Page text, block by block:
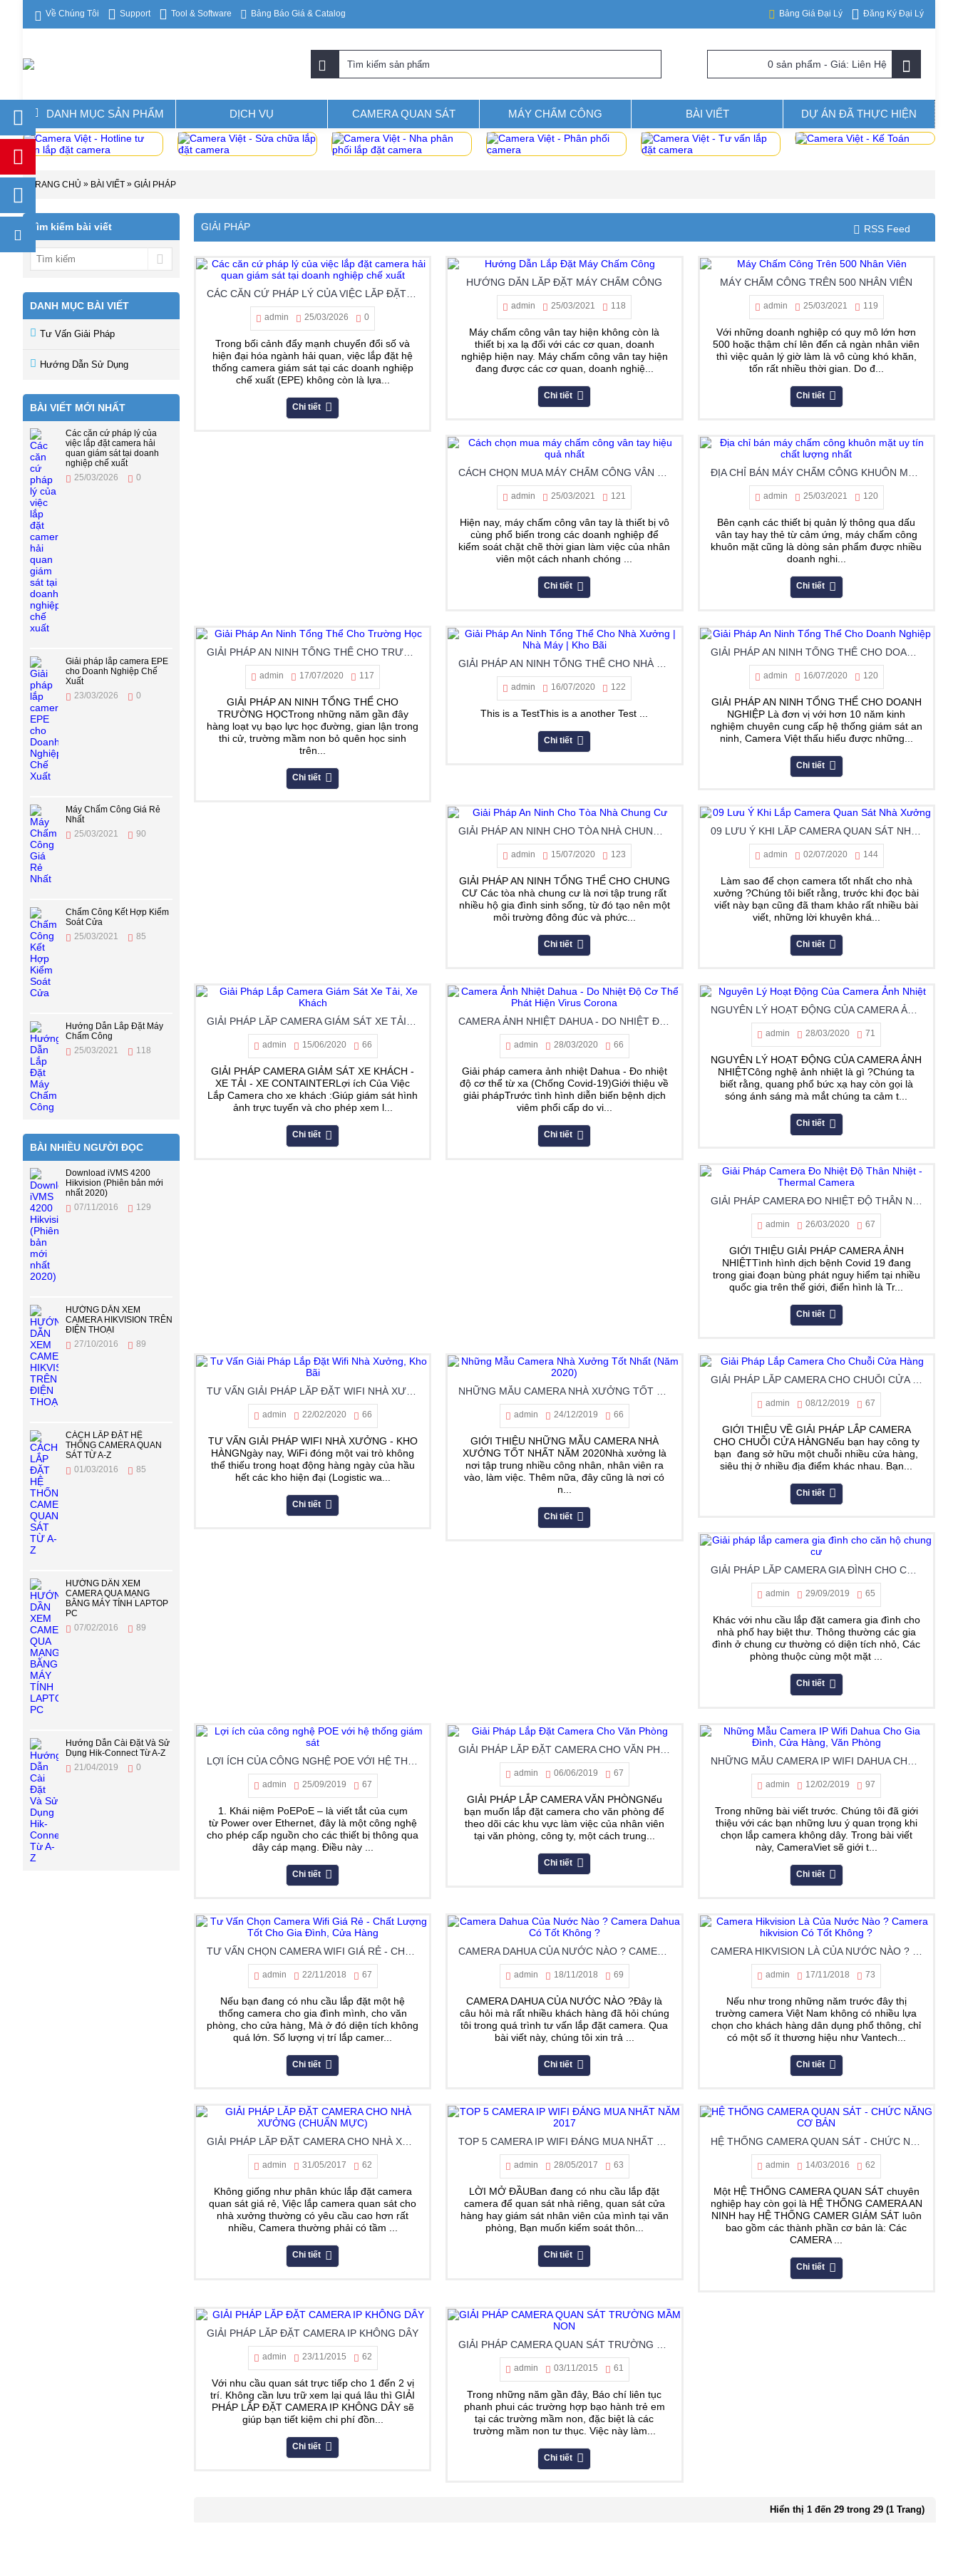
Về Chúng Tôi Support Tool & Software Bảng Báo Giá & Catalog Bảng Giá Đại Lý Đăng Ký Đại Lý
0 sản phẩm - Giá: Liên Hệ
DANH MỤC SẢN PHẨM DỊCH VỤ CAMERA QUAN SÁT MÁY CHẤM CÔNG BÀI VIẾT DỰ ÁN ĐÃ THỰC HIỆN
TRANG CHỦ » BÀI VIẾT » GIẢI PHÁP
Tìm kiếm bài viết
DANH MỤC BÀI VIẾT
Tư Vấn Giải Pháp
Hướng Dẫn Sử Dụng
BÀI VIẾT MỚI NHẤT
Các căn cứ pháp lý của
việc lắp đặt camera hải
quan giám sát tại doanh
nghiệp chế xuất
25/03/2026
0
Giải pháp lắp camera EPE
cho Doanh Nghiệp Chế
Xuất
23/03/2026
0
Máy Chấm Công Giá Rẻ
Nhất
25/03/2021
90
Chấm Công Kết Hợp Kiểm
Soát Cửa
25/03/2021
85
Hướng Dẫn Lắp Đặt Máy
Chấm Công
25/03/2021
118
BÀI NHIỀU NGƯỜI ĐỌC
Download iVMS 4200
Hikvision (Phiên bản mới
nhất 2020)
07/11/2016
129
HƯỚNG DẪN XEM
CAMERA HIKVISION TRÊN
ĐIỆN THOẠI
27/10/2016
89
CÁCH LẮP ĐẶT HỆ
THỐNG CAMERA QUAN
SÁT TỪ A-Z
01/03/2016
85
HƯỚNG DẦN XEM
CAMERA QUA MẠNG
BẰNG MÁY TÍNH LAPTOP
PC
07/02/2016
89
Hướng Dẫn Cài Đặt Và Sử
Dụng Hik-Connect Từ A-Z
21/04/2019
0
GIẢI PHÁP RSS Feed
admin 25/03/2026 0
Trong bối cảnh đẩy mạnh chuyển đổi số và
hiện đại hóa ngành hải quan, việc lắp đặt hệ
thống camera giám sát tại các doanh nghiệp
chế xuất (EPE) không còn là lựa...
Chi tiết
HƯỚNG DẪN LẮP ĐẶT MÁY CHẤM CÔNG
admin 25/03/2021 118
Máy chấm công vân tay hiện không còn là
thiết bị xa lạ đối với các cơ quan, doanh
nghiệp hiện nay. Máy chấm công vân tay hiện
đang được các cơ quan, doanh nghiệ...
Chi tiết
MÁY CHẤM CÔNG TRÊN 500 NHÂN VIÊN
admin 25/03/2021 119
Với những doanh nghiệp có quy mô lớn hơn
500 hoặc thậm chí lên đến cả ngàn nhân viên
thì việc quản lý giờ làm là vô cùng khó khăn,
tốn rất nhiều thời gian. Do đ...
Chi tiết
CÁCH CHỌN MUA MÁY CHẤM CÔNG VÂN TAY HIỆU QUẢ NHẤT
admin 25/03/2021 121
Hiện nay, máy chấm công vân tay là thiết bị vô
cùng phổ biến trong các doanh nghiệp để
kiểm soát chặt chẽ thời gian làm việc của nhân
viên một cách nhanh chóng ...
Chi tiết
ĐỊA CHỈ BÁN MÁY CHẤM CÔNG KHUÔN MẶT UY TÍN CHẤT LƯỢNG NHẤT
admin 25/03/2021 120
Bên cạnh các thiết bị quản lý thông qua dấu
vân tay hay thẻ từ cảm ứng, máy chấm công
khuôn mặt cũng là dòng sản phẩm được nhiều
doanh nghi...
Chi tiết
admin 17/07/2020 117
GIẢI PHÁP AN NINH TỔNG THỂ CHO
TRƯỜNG HỌCTrong những năm gần đây
hàng loạt vụ bạo lực học đường, gian lận trong
thi cử, trường mầm non bỏ quên học sinh
trên...
Chi tiết
admin 16/07/2020 122
This is a TestThis is a another Test ...
Chi tiết
GIẢI PHÁP AN NINH TỔNG THỂ CHO DOANH NGHIỆP
admin 16/07/2020 120
GIẢI PHÁP AN NINH TỔNG THỂ CHO DOANH
NGHIỆP Là đơn vị với hơn 10 năm kinh
nghiệm chuyên cung cấp hệ thống giám sát an
ninh, Camera Việt thấu hiểu được những...
Chi tiết
admin 15/07/2020 123
GIẢI PHÁP AN NINH TỔNG THỂ CHO CHUNG
CƯ Các tòa nhà chung cư là nơi tập trung rất
nhiều hộ gia đình sinh sống, từ đó tạo nên một
môi trường đông đúc và phức...
Chi tiết
admin 02/07/2020 144
Làm sao để chọn camera tốt nhất cho nhà
xưởng ?Chúng tôi biết rằng, trước khi đọc bài
viết này bạn cũng đã tham khảo rất nhiều bài
viết, những lời khuyên khá...
Chi tiết
GIẢI PHÁP LẮP CAMERA GIÁM SÁT XE TẢI, XE KHÁCH
admin 15/06/2020 66
GIẢI PHÁP CAMERA GIẢM SÁT XE KHÁCH -
XE TẢI - XE CONTAINTERLợi ích Của Việc
Lắp Camera cho xe khách :Giúp giám sát hình
ảnh trực tuyến và cho phép xem l...
Chi tiết
CAMERA ẢNH NHIỆT DAHUA - DO NHIỆT ĐỘ CƠ THỂ PHÁT HIỆN VIRUS CORONA
admin 28/03/2020 66
Giải pháp camera ảnh nhiệt Dahua - Đo nhiệt
độ cơ thể từ xa (Chống Covid-19)Giới thiệu về
giải phápTrước tình hình diễn biến bệnh dịch
viêm phổi cấp do vi...
Chi tiết
NGUYÊN LÝ HOẠT ĐỘNG CỦA CAMERA ẢNH NHIỆT
admin 28/03/2020 71
NGUYÊN LÝ HOẠT ĐỘNG CỦA CAMERA ẢNH
NHIỆTCông nghệ ảnh nhiệt là gì ?Chúng ta
biết rằng, quang phổ bức xạ hay còn gọi là
sóng ánh sáng mà mắt chúng ta cảm t...
Chi tiết
admin 26/03/2020 67
GIỚI THIỆU GIẢI PHÁP CAMERA ẢNH
NHIỆTTình hình dịch bệnh Covid 19 đang
trong giai đoạn bùng phát nguy hiểm tại nhiều
quốc gia trên thế giới, điển hình là Tr...
Chi tiết
admin 22/02/2020 66
TƯ VẤN GIẢI PHÁP WIFI NHÀ XƯỞNG - KHO
HÀNGNgày nay, WiFi đóng một vai trò không
thể thiếu trong hoạt động hàng ngày của hầu
hết các kho hiện đại (Logistic wa...
Chi tiết
admin 24/12/2019 66
GIỚI THIỆU NHỮNG MẪU CAMERA NHÀ
XƯỞNG TỐT NHẤT NĂM 2020Nhà xưởng là
nơi tập trung nhiều công nhân, nhân viên ra
vào, làm việc. Thêm nữa, đây cũng là nơi có
n...
Chi tiết
admin 08/12/2019 67
GIỚI THIỆU VỀ GIẢI PHÁP LẮP CAMERA
CHO CHUỖI CỬA HÀNGNếu bạn hay công ty
bạn đang sở hữu một chuỗi nhiều cửa hàng,
siêu thị ở nhiều địa điểm khác nhau. Bạn...
Chi tiết
GIẢI PHÁP LẮP CAMERA GIA ĐÌNH CHO CĂN HỘ CHUNG CƯ
admin 29/09/2019 65
Khác với nhu cầu lắp đặt camera gia đình cho
nhà phố hay biệt thư. Thông thường các gia
đình ở chung cư thường có diện tích nhỏ, Các
phòng thuộc cùng một mặt ...
Chi tiết
admin 25/09/2019 67
1. Khái niệm PoEPoE – là viết tắt của cụm
từ Power over Ethernet, đây là một công nghệ
cho phép cấp nguồn cho các thiết bị thông qua
dây cáp mạng. Điều này ...
Chi tiết
admin 06/06/2019 67
GIẢI PHÁP LẮP CAMERA VĂN PHÒNGNếu
bạn muốn lắp đặt camera cho văn phòng để
theo dõi các khu vực làm việc của nhân viên
tại văn phòng, công ty, một cách trung...
Chi tiết
admin 12/02/2019 97
Trong những bài viết trước. Chúng tôi đã giới
thiệu với các bạn những lưu ý quan trọng khi
chọn lắp camera không dây. Trong bài viết
này, CameraViet sẽ giới t...
Chi tiết
admin 22/11/2018 67
Nếu bạn đang có nhu cầu lắp đặt một hệ
thống camera cho gia đình mình, cho văn
phòng, cho cửa hàng, Mà ở đó diện tích không
quá lớn. Số lượng vị trí lắp camer...
Chi tiết
admin 18/11/2018 69
CAMERA DAHUA CỦA NƯỚC NÀO ?Đây là
câu hỏi mà rất nhiều khách hàng đã hỏi chúng
tôi trong quá trình tư vấn lắp đặt camera. Qua
bài viết này, chúng tôi xin trả ...
Chi tiết
admin 17/11/2018 73
Nếu như trong những năm trước đây thị
trường camera Việt Nam không có nhiều lựa
chọn cho khách hàng dân dụng phổ thông, chỉ
có một số ít thương hiệu như Vantech...
Chi tiết
GIẢI PHÁP LẮP ĐẶT CAMERA CHO NHÀ XƯỞNG (CHUẨN MỰC)
admin 31/05/2017 62
Không giống như phân khúc lắp đặt camera
quan sát giá rẻ, Việc lắp camera quan sát cho
nhà xưởng thường có yêu cầu cao hơn rất
nhiều, Camera thường phải có tầm ...
Chi tiết
TOP 5 CAMERA IP WIFI ĐÁNG MUA NHẤT NĂM 2017
admin 28/05/2017 63
LỜI MỞ ĐẦUBan đang có nhu cầu lắp đặt
camera để quan sát nhà riêng, quan sát cửa
hàng hay giám sát nhân viên của mình tại văn
phòng, Bạn muốn kiểm soát thôn...
Chi tiết
HỆ THỐNG CAMERA QUAN SÁT - CHỨC NĂNG CƠ BẢN
admin 14/03/2016 62
Một HỆ THỐNG CAMERA QUAN SÁT chuyên
nghiệp hay còn gọi là HỆ THỐNG CAMERA AN
NINH hay HỆ THỐNG CAMER GIÁM SÁT luôn
bao gồm các thành phần cơ bản là: Các
CAMERA ...
Chi tiết
GIẢI PHÁP LẮP ĐẶT CAMERA IP KHÔNG DÂY
admin 23/11/2015 62
Với nhu cầu quan sát trực tiếp cho 1 đến 2 vị
trí. Không cần lưu trữ xem lại quá lâu thì GIẢI
PHÁP LẮP ĐẶT CAMERA IP KHÔNG DÂY sẽ
giúp bạn tiết kiệm chi phí đồn...
Chi tiết
admin 03/11/2015 61
Trong những năm gần đây, Báo chí liên tục
phanh phui các trường hợp bạo hành trẻ em
tại các trường mầm non, đặc biệt là các
trường mầm non tư thục. Việc này làm...
Chi tiết
Hiển thị 1 đến 29 trong 29 (1 Trang)